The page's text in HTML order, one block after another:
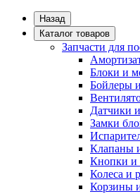
Назад
Каталог товаров
Запчасти для
Блоки и
Бойлеры
Датчики
Замки
Клапаны
Кнопки и
Колеса и
Корзины